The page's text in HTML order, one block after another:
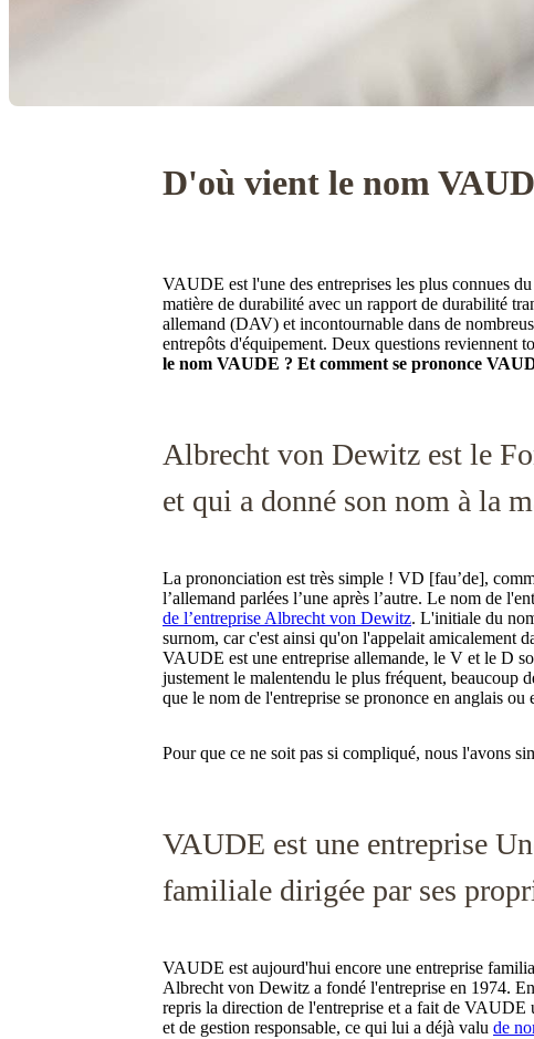
D'où vient le nom
VAUDE est l'une des entreprises les plus connues
matière de durabilité avec un rapport de durabilité
allemand (DAV) et incontournable dans de
entrepôts d'équipement. Deux questions reviennent
le nom VAUDE ? Et comment se prononce
Albrecht von Dewitz est le
et qui a donné son nom à la
La prononciation est très simple ! VD [fau’de],
l’allemand parlées l’une après l’autre. Le nom de
de l’entreprise Albrecht von Dewitz. L'initiale du
surnom, car c'est ainsi qu'on l'appelait amicalement
VAUDE est une entreprise allemande, le V et le D
justement le malentendu le plus fréquent, beaucoup
que le nom de l'entreprise se prononce en anglais ou
Pour que ce ne soit pas si compliqué, nous l'avons
VAUDE est une entreprise
familiale dirigée par ses
VAUDE est aujourd'hui encore une entreprise
Albrecht von Dewitz a fondé l'entreprise en 1974.
repris la direction de l'entreprise et a fait de VAUDE
et de gestion responsable, ce qui lui a déjà valu de